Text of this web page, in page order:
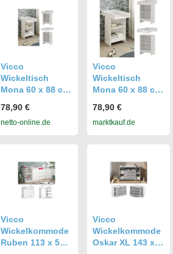
Wickelaufsatz,
ohne
Wickelauflage,
viel Stauraum
Vicco
Wickeltisch
Mona 60 x 88 cm,
Wickelkommode
inkl.
78,90 €
netto-online.de
Vicco
Wickeltisch
Mona 60 x 88 cm,
Wickelkommode
inkl.
78,90 €
marktkauf.de
Vicco
Wickelkommode
Ruben 113 x 53
Vicco
Wickelkommode
Oskar XL 143 x